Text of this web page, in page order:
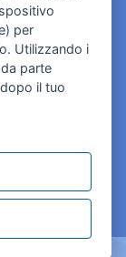
per
Utilizzando i
parte
il tuo